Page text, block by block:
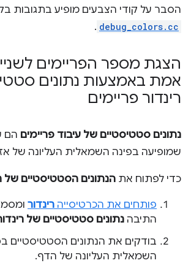
הסבר על קודי הצבעים מופיע בתגובות
debug_colors.cc
.
הצגת מספר הפריימים
אמת באמצעות נתונים
רינדור פריימים
נתונים סטטיסטיים של עיבוד פריימים הם
שמופיעה בפינה השמאלית העליונה של
כדי לפתוח את הנתונים הסטטיסטיים של
פותחים את הכרטיסייה רינדור
התיבה נתונים סטטיסטיים של
בודקים את הנתונים הסטטיסטיים
השמאלית העליונה של הדף.